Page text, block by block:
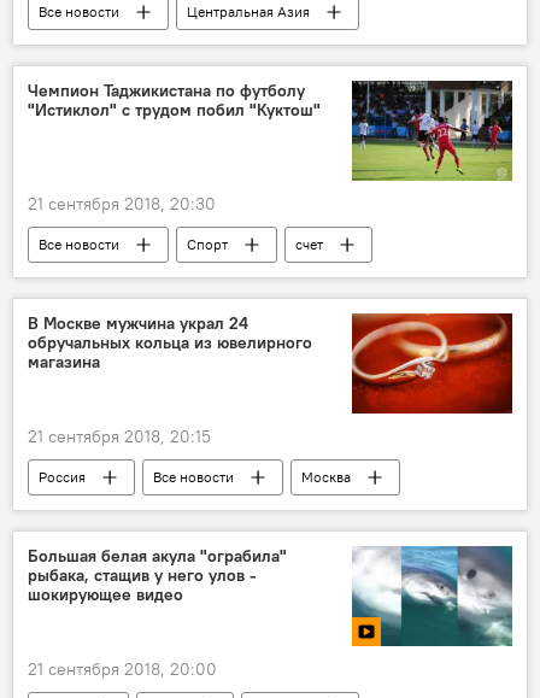
Все новости
Центральная Азия
Таджикистан
Чемпион Таджикистана по футболу
"Истиклол" с трудом побил "Куктош"
21 сентября 2018, 20:30
Все новости Спорт
счет
Таджикистан: свежие новости спорта
Таджикистан
Новости Худжанда и Согдийской области
В Москве мужчина украл 24
обручальных кольца из ювелирного
магазина
21 сентября 2018, 20:15
Россия Все новости
Москва
кража
ювелирные изделия
Большая белая акула "ограбила"
рыбака, стащив у него улов -
шокирующее видео
21 сентября 2018, 20:00